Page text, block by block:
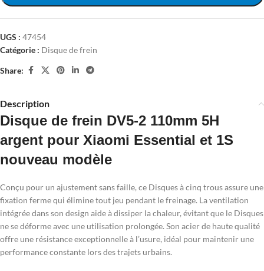
UGS : 47454
Catégorie : Disque de frein
Share:
Description
Disque de frein DV5-2 110mm 5H
argent pour Xiaomi Essential et 1S
nouveau modèle
Conçu pour un ajustement sans faille, ce Disques à cinq trous assure une
fixation ferme qui élimine tout jeu pendant le freinage. La ventilation
intégrée dans son design aide à dissiper la chaleur, évitant que le Disques
ne se déforme avec une utilisation prolongée. Son acier de haute qualité
offre une résistance exceptionnelle à l’usure, idéal pour maintenir une
performance constante lors des trajets urbains.